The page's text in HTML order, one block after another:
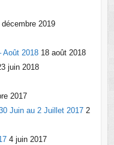
décembre 2019
Août 2018 18 août 2018
juin 2018
2017
Juin au 2 Juillet 2017 2
4 juin 2017